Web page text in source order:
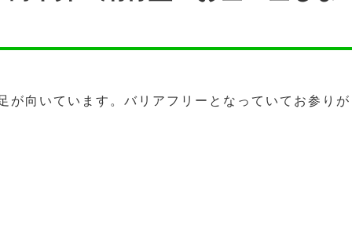
が向いています。バリアフリーとなっていてお参りが